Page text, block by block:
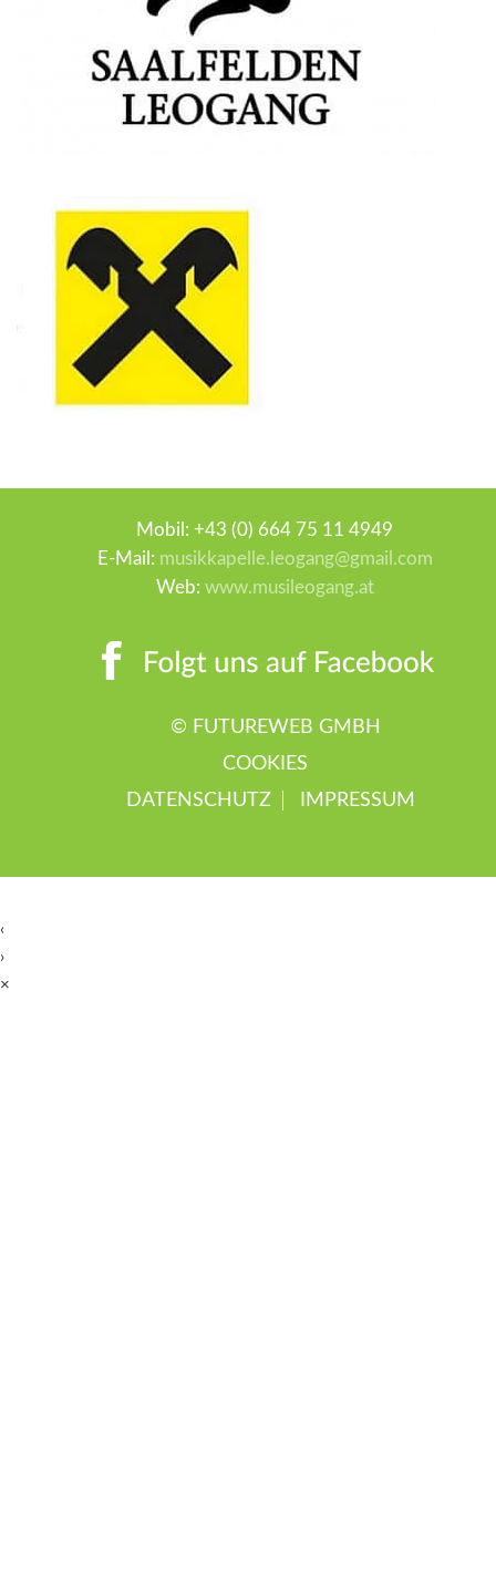
Mobil: +43 (0) 664 75 11 4949
E-Mail: musikkapelle.leogang@gmail.com
Web: www.musileogang.at
© FUTUREWEB GMBH
COOKIES
DATENSCHUTZ
IMPRESSUM
‹
›
×